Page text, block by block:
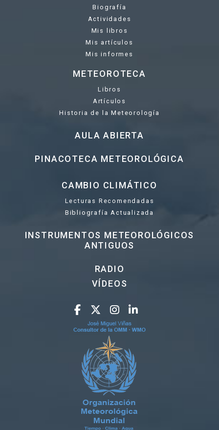
Biografía
Actividades
Mis libros
Mis artículos
Mis informes
METEOROTECA
Libros
Artículos
Historia de la Meteorología
AULA ABIERTA
PINACOTECA METEOROLÓGICA
CAMBIO CLIMÁTICO
Lecturas Recomendadas
Bibliografía Actualizada
INSTRUMENTOS METEOROLÓGICOS
ANTIGUOS
RADIO
VÍDEOS